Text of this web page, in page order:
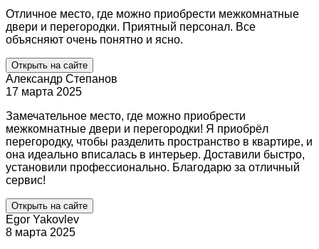
Отличное место, где можно приобрести межкомнатные
двери и перегородки. Приятный персонал. Все
объясняют очень понятно и ясно.
Открыть на сайте
Александр Степанов
17 марта 2025
Замечательное место, где можно приобрести
межкомнатные двери и перегородки! Я приобрёл
перегородку, чтобы разделить пространство в квартире, и
она идеально вписалась в интерьер. Доставили быстро,
установили профессионально. Благодарю за отличный
сервис!
Открыть на сайте
Egor Yakovlev
8 марта 2025